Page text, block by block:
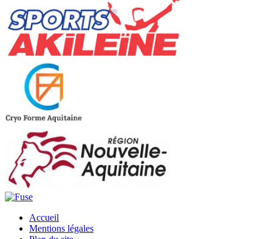
Accueil
Mentions légales